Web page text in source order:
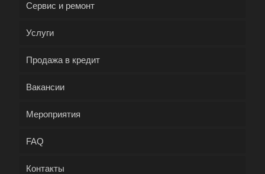
Сервис и ремонт
Услуги
Продажа в кредит
Вакансии
Мероприятия
FAQ
Контакты